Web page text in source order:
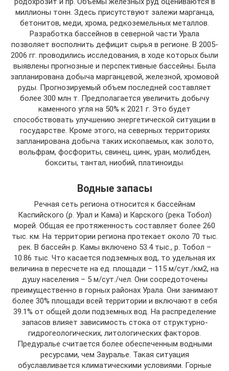
миллионы тонн. Здесь присутствуют залежи марганца,
бетонитов, меди, хрома, редкоземельных металлов.
Разработка бассейнов в северной части Урала
позволяет восполнить дефицит сырья в регионе. В 2005-
2006 гг. проводились исследования, в ходе которых были
выявлены прогнозные и перспективные бассейны. Была
запланирована добыча марганцевой, железной, хромовой
руды. Прогнозируемый объем последней составляет
более 300 млн т. Предполагается увеличить добычу
каменного угля на 50% к 2021 г. Это будет
способствовать улучшению энергетической ситуации в
государстве. Кроме этого, на северных территориях
запланирована добыча таких ископаемых, как золото,
вольфрам, фосфориты, свинец, цинк, уран, молибден,
бокситы, тантал, ниобий, платиноиды.
Водные запасы
Речная сеть региона относится к бассейнам
Каспийского (р. Урал и Кама) и Карского (река Тобол)
морей. Общая ее протяженность составляет более 260
тыс. км. На территории региона протекает около 70 тыс.
рек. В бассейн р. Камы включено 53.4 тыс., р. Тобол –
10.86 тыс. Что касается подземных вод, то удельная их
величина в пересчете на ед. площади – 115 м/сут./км2, на
душу населения – 5 м/сут./чел. Они сосредоточены
преимущественно в горных районах Урала. Они занимают
более 30% площади всей территории и включают в себя
39.1% от общей доли подземных вод. На распределение
запасов влияет зависимость стока от структурно-
гидрогеологических, литологических факторов.
Предуралье считается более обеспеченным водными
ресурсами, чем Зауралье. Такая ситуация
обуславливается климатическими условиями. Горные